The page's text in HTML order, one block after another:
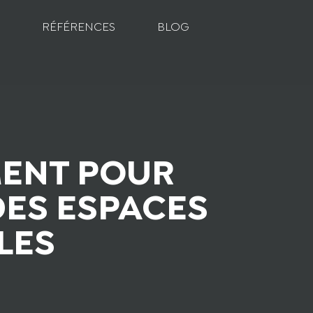
RÉFÉRENCES BLOG
POUR
ESPACES